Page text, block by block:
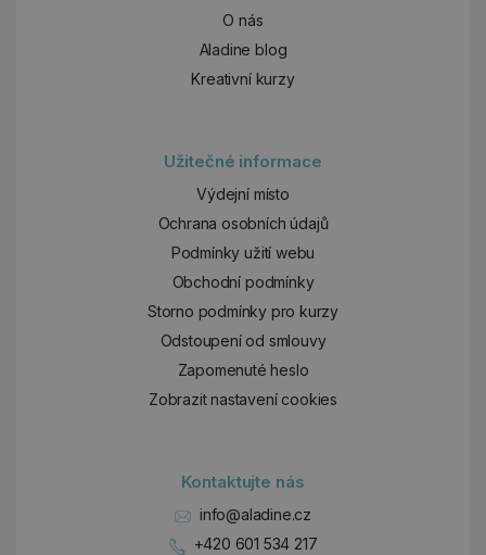
O nás
Aladine blog
Kreativní kurzy
Užitečné informace
Výdejní místo
Ochrana osobních údajů
Podmínky užití webu
Obchodní podmínky
Storno podmínky pro kurzy
Odstoupení od smlouvy
Zapomenuté heslo
Zobrazit nastavení cookies
Kontaktujte nás
info@aladine.cz
+420 601 534 217